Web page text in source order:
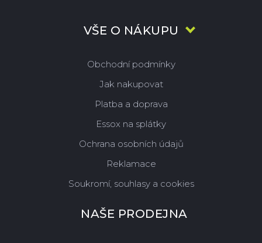
VŠE O NÁKUPU
Obchodní podmínky
Jak nakupovat
Platba a doprava
Essox na splátky
Ochrana osobních údajů
Reklamace
Soukromí, souhlasy a cookies
NAŠE PRODEJNA